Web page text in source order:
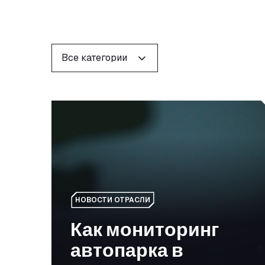
ФИЛЬТРЫ
Все категории
Как мониторинг автопарка в режиме
НОВОСТИ ОТРАСЛИ
Как мониторинг
автопарка в